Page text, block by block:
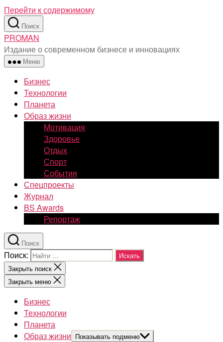
Перейти к содержимому
Поиск
PROMAN
Издание о современном бизнесе и инновациях
Меню
Бизнес
Технологии
Планета
Образ жизни
Мотивация
Здоровье
Отдых
Спорт
События
Спецпроекты
Журнал
BS Awards
Репортаж
Поиск
Поиск:
Закрыть поиск
Закрыть меню
Бизнес
Технологии
Планета
Образ жизни Показывать подменю